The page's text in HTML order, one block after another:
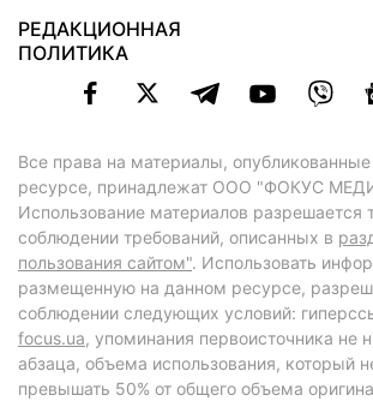
РЕДАКЦИОННАЯ
ПОЛИТИКА
Все права на материалы,
ресурсе, принадлежат ООО "ФОКУС
Использование материалов разрешается
соблюдении требований, описанных в
пользования сайтом". Использовать
размещенную на данном ресурсе,
соблюдении следующих условий:
focus.ua, упоминания первоисточника не
абзаца, объема использования, который
превышать 50% от общего объема